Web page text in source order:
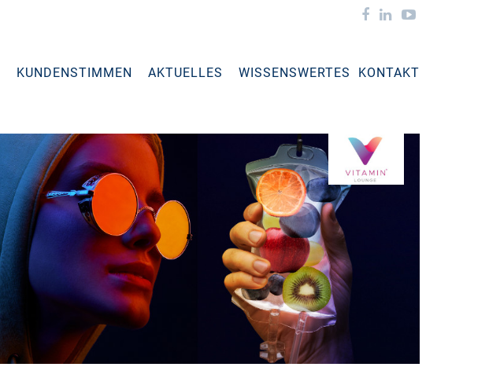
KUNDENSTIMMEN AKTUELLES WISSENSWERTES KONTAKT